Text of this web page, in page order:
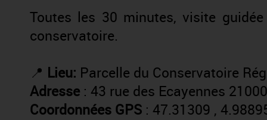
Toutes les 30 minutes, visite
conservatoire.
📍 Lieu: Parcelle du Conservatoire
Adresse : 43 rue des Ecayennes
Coordonnées GPS : 47.31309 ,